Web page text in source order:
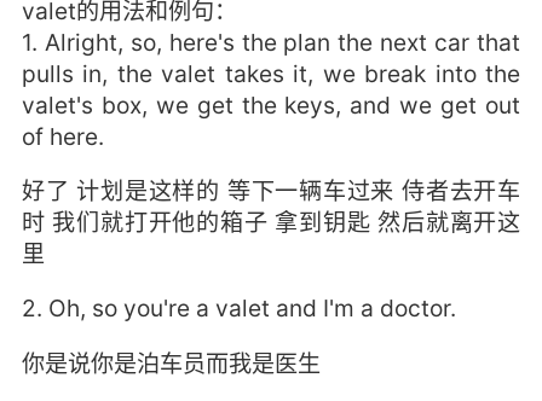
valet的用法和例句：
1. Alright, so, here's the plan the next car that
pulls in, the valet takes it, we break into the
valet's box, we get the keys, and we get out
of here.
好了 计划是这样的 等下一辆车过来 侍者去开车
时 我们就打开他的箱子 拿到钥匙 然后就离开这
里
2. Oh, so you're a valet and I'm a doctor.
你是说你是泊车员而我是医生